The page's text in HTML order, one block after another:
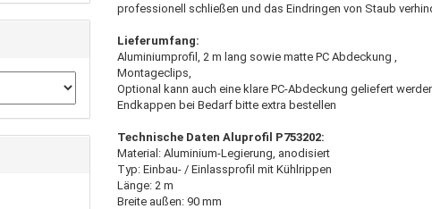
professionell schließen und das Eindringen von Staub
Lieferumfang:
Aluminiumprofil, 2 m lang sowie matte PC Abdeckung ,
Montageclips,
Optional kann auch eine klare PC-Abdeckung geliefert
Endkappen bei Bedarf bitte extra bestellen
Technische Daten Aluprofil P753202:
Material: Aluminium-Legierung, anodisiert
Typ: Einbau- / Einlassprofil mit Kühlrippen
Länge: 2 m
Breite außen: 90 mm